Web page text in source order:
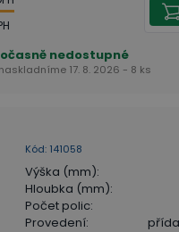
nedostupné
17. 8. 2026 - 8 ks
Kód: 141058
Výška (mm):
Hloubka (mm):
Počet polic:
Provedení: